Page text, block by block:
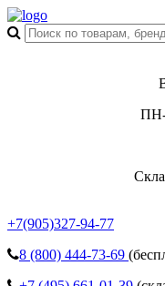
ПН-
+7(905)327-94-77
8 (800) 444-73-69